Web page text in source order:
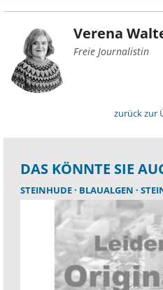
Verena
Freie Journalistin
zurück zur
DAS KÖNNTE SIE
STEINHUDE BLAUALGEN